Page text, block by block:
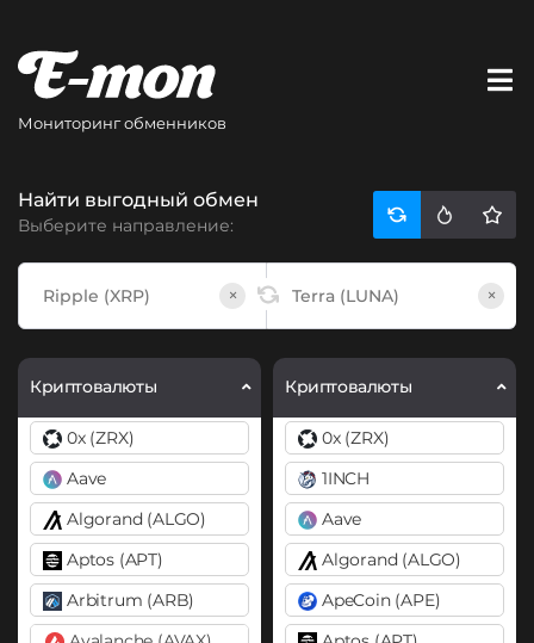
Мониторинг обменников
Найти выгодный обмен
Выберите направление:
× ×
Криптовалюты
0x (ZRX)
Aave
Algorand (ALGO)
Aptos (APT)
Arbitrum (ARB)
Криптовалюты
0x (ZRX)
1INCH
Aave
Algorand (ALGO)
ApeCoin (APE)